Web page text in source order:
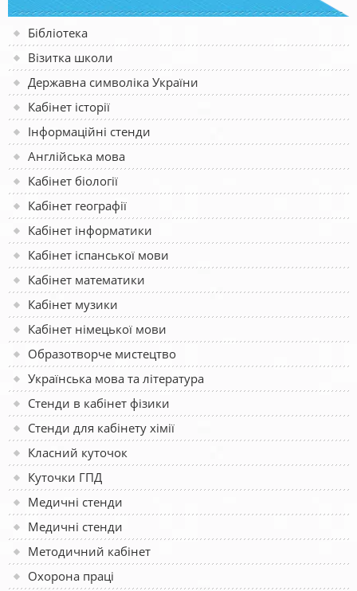
Бібліотека
Візитка школи
Державна символіка України
Кабінет історії
Інформаційні стенди
Англійська мова
Кабінет біології
Кабінет географії
Кабінет інформатики
Кабінет іспанської мови
Кабінет математики
Кабінет музики
Кабінет німецької мови
Образотворче мистецтво
Українська мова та література
Стенди в кабінет фізики
Стенди для кабінету хімії
Класний куточок
Куточки ГПД
Медичні стенди
Медичні стенди
Методичний кабінет
Охорона праці